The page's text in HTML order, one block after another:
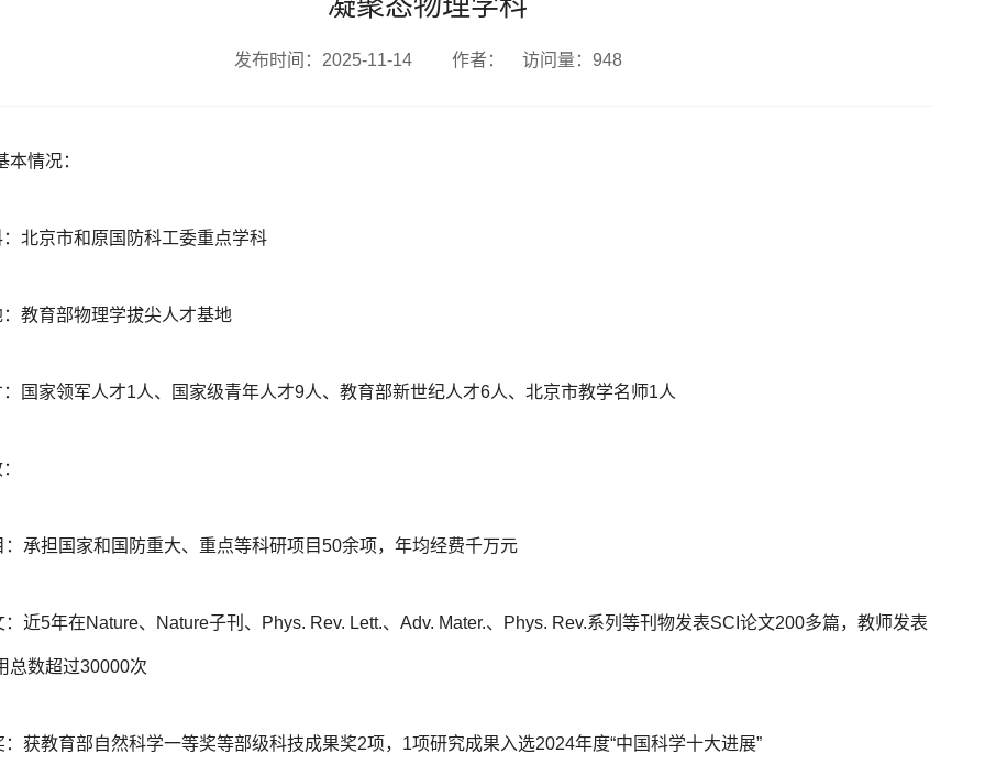
发布时间：2025-11-14 作者： 访问量： 948
本情况：
北京市和原国防科工委重点学科
教育部物理学拔尖人才基地
国家领军人才1人、国家级青年人才9人、教育部新世纪人才6人、北京市教学名师1人
承担国家和国防重大、重点等科研项目50余项，年均经费千万元
近5年在Nature、Nature子刊、Phys. Rev. Lett.、Adv. Mater.、Phys. Rev.系列等刊物发表SCI论文200多篇，教师发表
总数超过30000次
获教育部自然科学一等奖等部级科技成果奖2项，1项研究成果入选2024年度“中国科学十大进展”